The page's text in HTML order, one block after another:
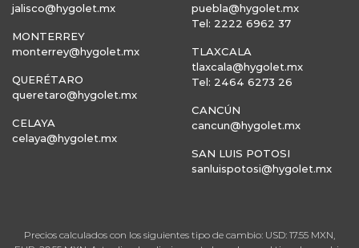
jalisco@hygolet.mx
MONTERREY
monterrey@hygolet.mx
QUERÉTARO
queretaro@hygolet.mx
CELAYA
celaya@hygolet.mx
puebla@hygolet.mx
Tel: 2222 6962 37
TLAXCALA
tlaxcala@hygolet.mx
Tel: 2464 6273 26
CANCÚN
cancun@hygolet.mx
SAN LUIS POTOSI
sanluispotosi@hygolet.mx
Precios calculados con los siguientes tipo de cambio: USD: 17.55 MXN,